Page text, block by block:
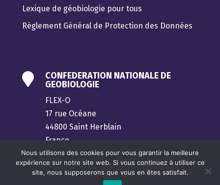
Lexique de géobiologie pour tous
Règlement Général de Protection des Données

CONFEDERATION NATIONALE DE
GEOBIOLOGIE
FLEX-O
17 rue Océane
44800 Saint Herblain
France
contact@confederation-geobiologie.fr
Nous utilisons des cookies pour vous garantir la meilleure
expérience sur notre site web. Si vous continuez à utiliser ce
site, nous supposerons que vous en êtes satisfait.